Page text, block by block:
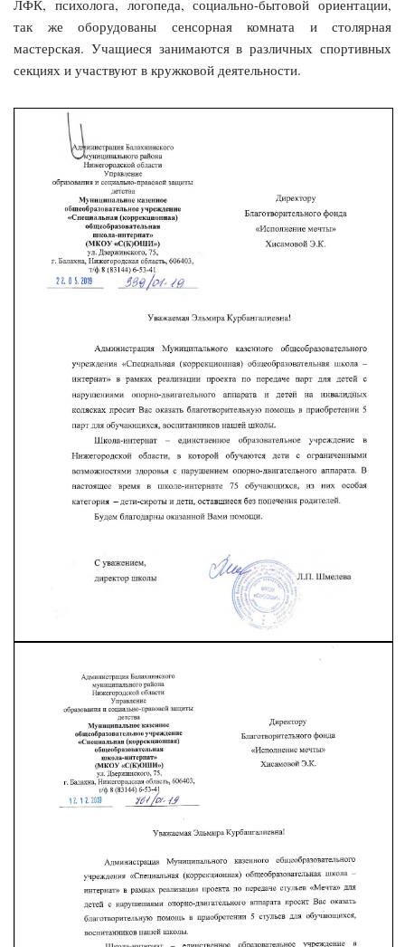
ЛФК, психолога, логопеда, социально-бытовой ориентации,
так же оборудованы сенсорная комната и столярная
мастерская. Учащиеся занимаются в различных спортивных
секциях и участвуют в кружковой деятельности.